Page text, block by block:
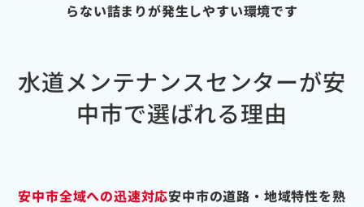
らない詰まりが発生しやすい環境です
水道メンテナンスセンターが安
中市で選ばれる理由
安中市全域への迅速対応安中市の道路・地域特性を熟